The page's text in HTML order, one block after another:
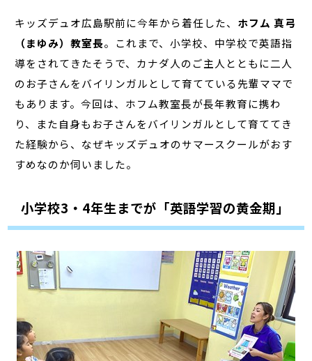
キッズデュオ広島駅前に今年から着任した、 ホフム 真弓
（まゆみ）教室長。これまで、小学校、中学校で英語指
導をされてきたそうで、カナダ人のご主人とともに二人
のお子さんをバイリンガルとして育てている先輩ママで
もあります。今回は、ホフム教室長が長年教育に携わ
り、また自身もお子さんをバイリンガルとして育ててき
た経験から、なぜキッズデュオのサマースクールがおす
すめなのか伺いました。
小学校3・4年生までが「英語学習の黄金期」